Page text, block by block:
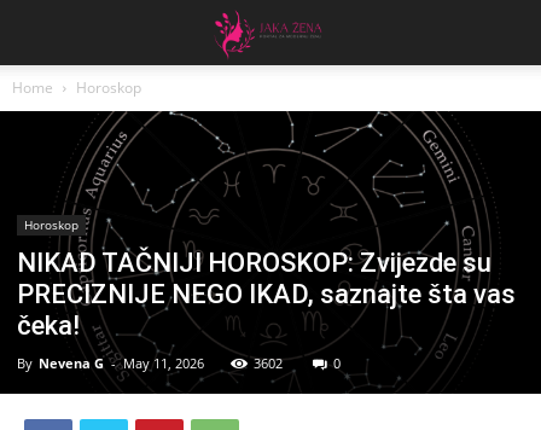
Home Horoskop
Horoskop
NIKAD TAČNIJI HOROSKOP: Zvijezde su
PRECIZNIJE NEGO IKAD, saznajte šta vas
čeka!
By Nevena G - May 11, 2026 3602 0